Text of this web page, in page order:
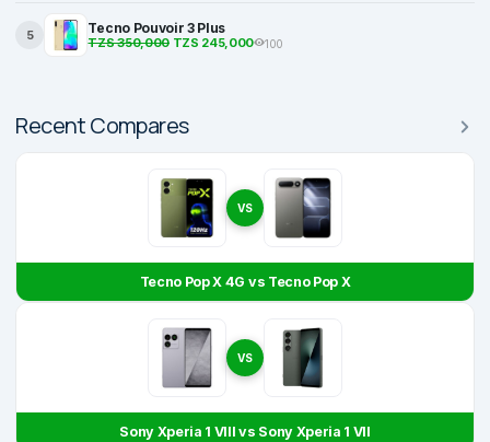
5 Tecno Pouvoir 3 Plus
TZS 350,000TZS 245,000 100
Recent Compares
VS
Tecno Pop X 4G vs Tecno Pop X
VS
Sony Xperia 1 VIII vs Sony Xperia 1 VII